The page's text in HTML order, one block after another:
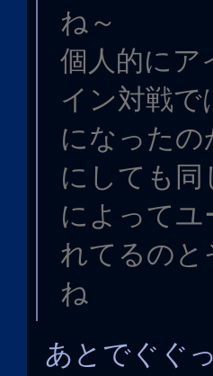
ね～
個人的にア
イン対戦
になったの
にしても
によって
れてるの
ね
あとでぐぐ